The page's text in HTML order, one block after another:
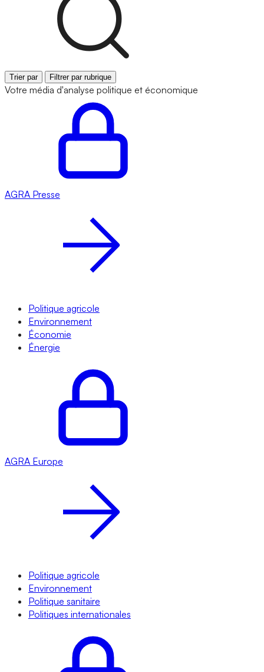
Trier par Filtrer par rubrique
Votre média d'analyse politique et économique
AGRA Presse
Politique agricole
Environnement
Économie
Énergie
AGRA Europe
Politique agricole
Environnement
Politique sanitaire
Politiques internationales